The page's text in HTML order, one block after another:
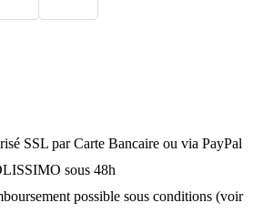
SSL par Carte Bancaire ou via PayPal
sous 48h
possible sous conditions (voir